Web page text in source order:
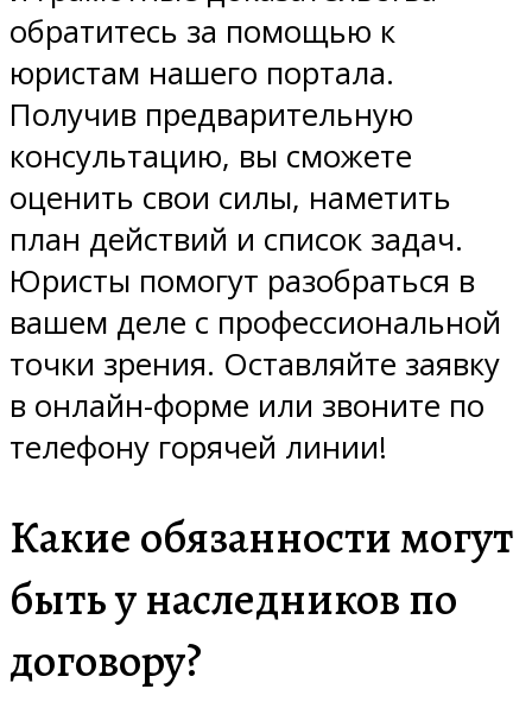
обратитесь за помощью к
юристам нашего портала.
Получив предварительную
консультацию, вы сможете
оценить свои силы, наметить
план действий и список задач.
Юристы помогут разобраться в
вашем деле с профессиональной
точки зрения. Оставляйте заявку
в онлайн-форме или звоните по
телефону горячей линии!
Какие обязанности могут
быть у наследников по
договору?